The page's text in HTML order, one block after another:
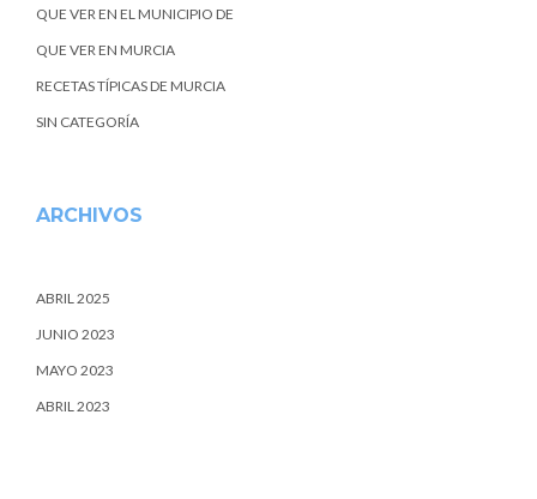
QUE VER EN EL MUNICIPIO DE
QUE VER EN MURCIA
RECETAS TÍPICAS DE MURCIA
SIN CATEGORÍA
ARCHIVOS
ABRIL 2025
JUNIO 2023
MAYO 2023
ABRIL 2023